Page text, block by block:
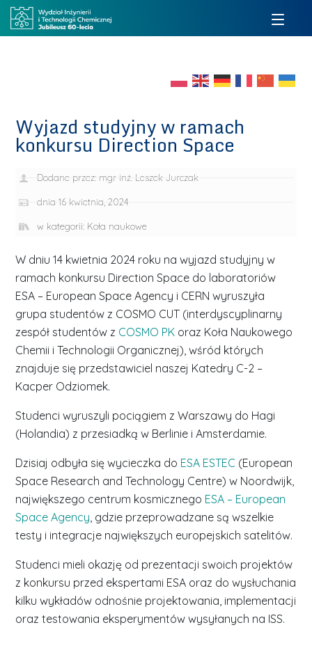
Wyjazd studyjny w ramach
konkursu Direction Space
Dodane przez: mgr inż. Leszek Jurczak
dnia 16 kwietnia, 2024
w kategorii: Koła naukowe
W dniu 14 kwietnia 2024 roku na wyjazd studyjny w
ramach konkursu Direction Space do laboratoriów
ESA – European Space Agency i CERN wyruszyła
grupa studentów z COSMO CUT (interdyscyplinarny
zespół studentów z COSMO PK oraz Koła Naukowego
Chemii i Technologii Organicznej), wśród których
znajduje się przedstawiciel naszej Katedry C-2 –
Kacper Odziomek.
Studenci wyruszyli pociągiem z Warszawy do Hagi
(Holandia) z przesiadką w Berlinie i Amsterdamie.
Dzisiaj odbyła się wycieczka do ESA ESTEC (European
Space Research and Technology Centre) w Noordwijk,
największego centrum kosmicznego ESA – European
Space Agency, gdzie przeprowadzane są wszelkie
testy i integracje największych europejskich satelitów.
Studenci mieli okazję od prezentacji swoich projektów
z konkursu przed ekspertami ESA oraz do wysłuchania
kilku wykładów odnośnie projektowania, implementacji
oraz testowania eksperymentów wysyłanych na ISS.